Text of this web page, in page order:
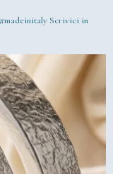
Scrivici in